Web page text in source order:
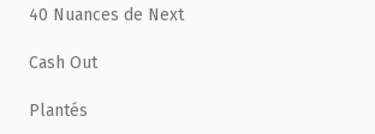
40 Nuances de Next
Cash Out
Plantés